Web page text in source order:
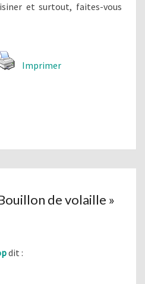
et surtout, faites-vous
Imprimer
de volaille »
dit :